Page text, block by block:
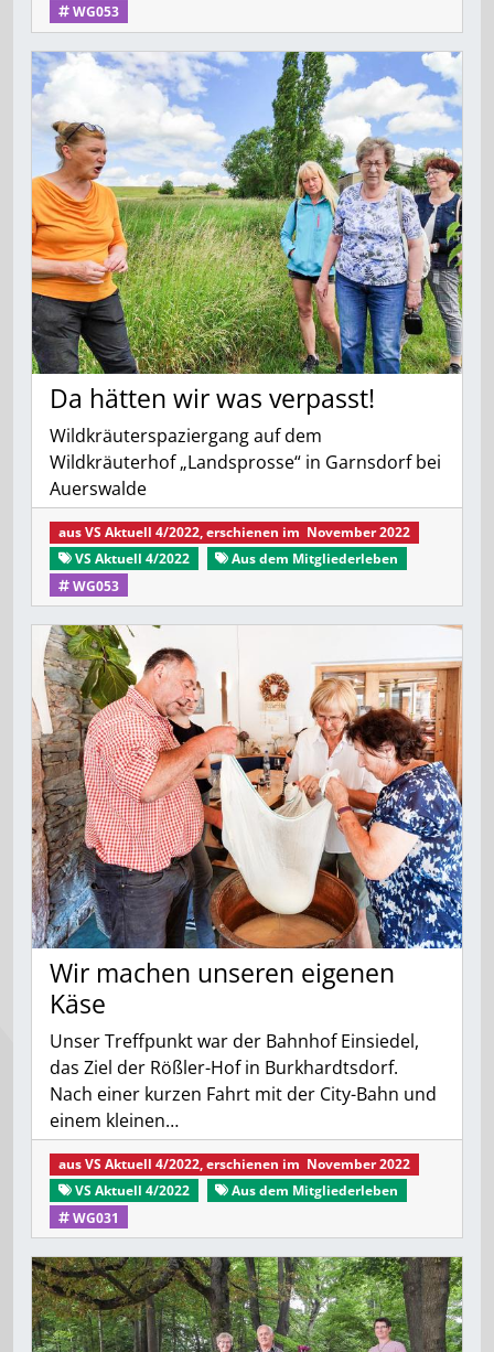
WG053
Da hätten wir was verpasst!
Wildkräuterspaziergang auf dem
Wildkräuterhof „Landsprosse“ in Garnsdorf bei
Auerswalde
ausVS Aktuell 4/2022, erschienen im November 2022
VS Aktuell 4/2022
Aus dem Mitgliederleben
WG053
Wir machen unseren eigenen
Käse
Unser Treffpunkt war der Bahnhof Einsiedel,
das Ziel der Rößler-Hof in Burkhardtsdorf.
Nach einer kurzen Fahrt mit der City-Bahn und
einem kleinen…
ausVS Aktuell 4/2022, erschienen im November 2022
VS Aktuell 4/2022
Aus dem Mitgliederleben
WG031